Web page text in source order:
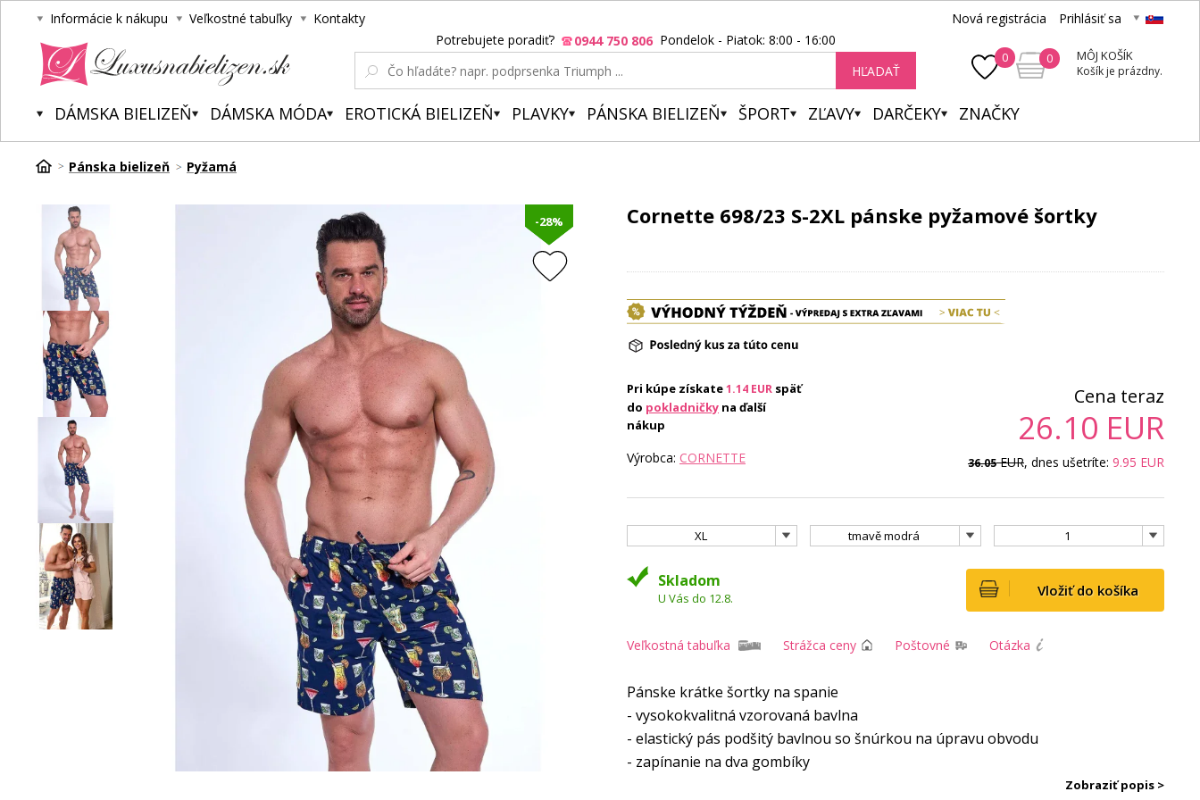
Informácie k nákupu Veľkostné tabuľky Kontakty Nová registrácia Prihlásiť sa
0 0 MÔJ KOŠÍK
Košík je prázdny.
Potrebujete poradiť? 0944 750 806 Pondelok - Piatok: 8:00 - 16:00
HĽADAŤ
DÁMSKA BIELIZEŇ DÁMSKA MÓDA EROTICKÁ BIELIZEŇ PLAVKY PÁNSKA BIELIZEŇ ŠPORT ZĽAVY DARČEKY ZNAČKY
Pánska bielizeň Pyžamá
-28% Cornette 698/23 S-2XL pánske pyžamové šortky
Pri kúpe získate1.14 EUR späť
do pokladničky na ďalší
nákup
Výrobca: CORNETTE
Cena teraz
26.10 EUR
36.05EUR, dnes ušetríte: 9.95 EUR
XL tmavě modrá 1
Vložiť do košíka
Skladom
U Vás do 12.8.
Veľkostná tabuľka Strážca ceny Poštovné Otázka
Zobraziť popis >
Pánske krátke šortky na spanie
- vysokokvalitná vzorovaná bavlna
- elastický pás podšitý bavlnou so šnúrkou na úpravu obvodu
- zapínanie na dva gombíky